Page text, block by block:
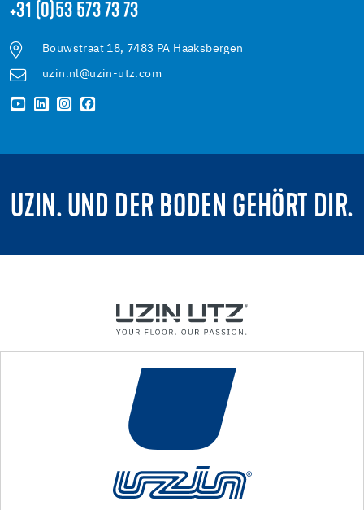
+31 (0)53 573 73 73
Bouwstraat 18, 7483 PA Haaksbergen
uzin.nl@uzin-utz.com
UZIN. UND DER BODEN GEHÖRT DIR.